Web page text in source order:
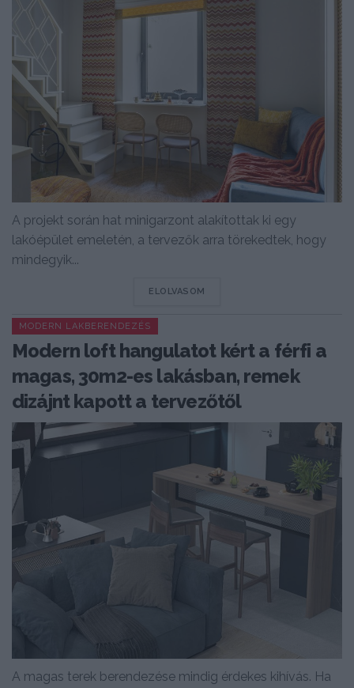
A projekt során hat minigarzont alakítottak ki egy
lakóépület emeletén, a tervezők arra törekedtek, hogy
mindegyik...
ELOLVASOM
MODERN LAKBERENDEZÉS
Modern loft hangulatot kért a férfi a
magas, 30m2-es lakásban, remek
dizájnt kapott a tervezőtől
A magas terek berendezése mindig érdekes kihívás. Ha